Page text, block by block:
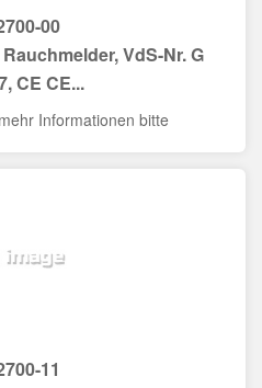
00
VdS-Nr. G
CE CE...
Informationen bitte
11